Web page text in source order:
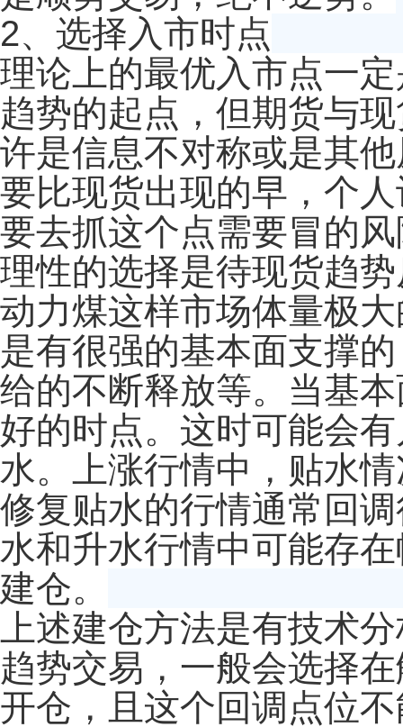
2、选择入市时点
理论上的最优入市点一
趋势的起点，但期货与
许是信息不对称或是其
要比现货出现的早，个
要去抓这个点需要冒的
理性的选择是待现货趋
动力煤这样市场体量极
是有很强的基本面支撑
给的不断释放等。当基
好的时点。这时可能会
水。上涨行情中，贴水
修复贴水的行情通常回
水和升水行情中可能存
建仓。
上述建仓方法是有技术
趋势交易，一般会选择
开仓，且这个回调点位